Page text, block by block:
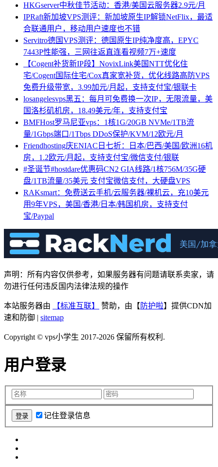
HKGserver中秋佳节活动：香港/美国云服务器2.9元/月
IPRaft新加坡VPS测评：新加坡原生IP解锁NetFlix，最适
合联通用户，移动用户速度也不错
Servitro德国VPS测评：德国原生IP纯净度高，EPYC
7443P性能强，三网往返直连看视频7万+速度
【Cogent补货新IP段】NovixLink美国NTT优化住
宅/Cogent国际住宅/Cox真家宽补货，优化线路高防VPS
免费升级带宽，3.99加元/月起，支持支付宝/银联卡
losangelesvps黑五：每月可免费换一次IP，无限流量，美
国洛杉矶机房，18.49美元/年，支持支付宝
BMFHost罗马尼亚vps：1核1G/20GB NVMe/1TB流
量/1Gbps端口/1Tbps DDoS保护/KVM/12欧元/月
Friendhosting庆ENIAC日七折：日本/巴西/美国/欧洲16机
房，1.2欧元/月起，支持支付宝/微信支付/银联
#圣诞节#hostdare优惠码CN2 GIA线路/1核756M/35G硬
盘/1TB流量/35美元 支付宝微信支付，大硬盘VPS
RAKsmart：免费送云手机/云服务器/裸机云，充10美元
用9年VPS，美国/香港/日本/韩国机房，支持支付
宝/Paypal
声明：所有内容仅供参考，如果服务器有问题请联系卖家，请
勿进行任何违反国内法律法规的操作
本站服务器由 【标准互联】 赞助，由【 防护啦】提供CDN加
速和防御 | sitemap
Copyright © vps小学生 2017-2026 保留所有权利.
用户登录
记住登录信息